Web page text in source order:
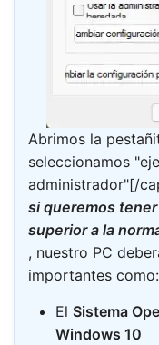
Abrimos la
seleccionamos
administrador"[/
si queremos
superior a la
, nuestro PC
importantes como:
El Sistema
Windows 10